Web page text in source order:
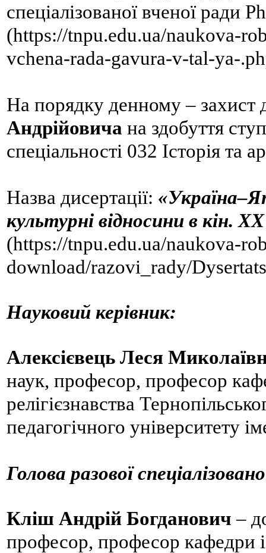
спеціалізованої вченої ради
(https://tnpu.edu.ua/naukova-
vchena-rada-gavura-v-tal-ya-
На порядку денному – захист
Андрійовича на здобуття
спеціальності 032 Історія та
Назва дисертації:
культурні відносини в кін.
(https://tnpu.edu.ua/naukova-
download/razovi_rady/
Науковий керівник:
Алексієвець Леся
наук, професор, професор
релігієзнавства
педагогічного університету
Голова разової
Кліш Андрій Богданович –
професор, професор кафедри